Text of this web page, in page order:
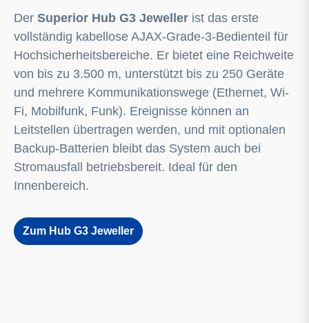
Der Superior Hub G3 Jeweller ist das erste
vollständig kabellose AJAX-Grade-3-Bedienteil für
Hochsicherheitsbereiche. Er bietet eine Reichweite
von bis zu 3.500 m, unterstützt bis zu 250 Geräte
und mehrere Kommunikationswege (Ethernet, Wi-
Fi, Mobilfunk, Funk). Ereignisse können an
Leitstellen übertragen werden, und mit optionalen
Backup-Batterien bleibt das System auch bei
Stromausfall betriebsbereit. Ideal für den
Innenbereich.
Zum Hub G3 Jeweller